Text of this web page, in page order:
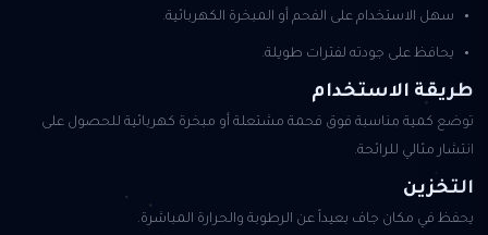
سهل الاستخدام على الفحم أو المبخرة الكهربائية.
يحافظ على جودته لفترات طويلة.
طريقة الاستخدام
توضع كمية مناسبة فوق فحمة مشتعلة أو مبخرة كهربائية للحصول على
انتشار مثالي للرائحة.
التخزين
يحفظ في مكان جاف بعيداً عن الرطوبة والحرارة المباشرة.